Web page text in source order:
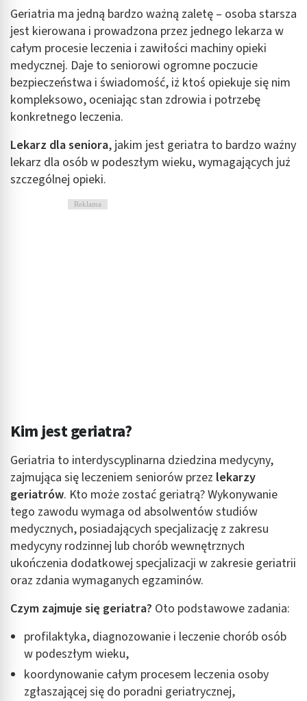
Geriatria ma jedną bardzo ważną zaletę – osoba starsza
jest kierowana i prowadzona przez jednego lekarza w
całym procesie leczenia i zawiłości machiny opieki
medycznej. Daje to seniorowi ogromne poczucie
bezpieczeństwa i świadomość, iż ktoś opiekuje się nim
kompleksowo, oceniając stan zdrowia i potrzebę
konkretnego leczenia.
Lekarz dla seniora, jakim jest geriatra to bardzo ważny
lekarz dla osób w podeszłym wieku, wymagających już
szczególnej opieki.
Reklama
Kim jest geriatra?
Geriatria to interdyscyplinarna dziedzina medycyny,
zajmująca się leczeniem seniorów przez lekarzy
geriatrów. Kto może zostać geriatrą? Wykonywanie
tego zawodu wymaga od absolwentów studiów
medycznych, posiadających specjalizację z zakresu
medycyny rodzinnej lub chorób wewnętrznych
ukończenia dodatkowej specjalizacji w zakresie geriatrii
oraz zdania wymaganych egzaminów.
Czym zajmuje się geriatra? Oto podstawowe zadania:
profilaktyka, diagnozowanie i leczenie chorób osób
w podeszłym wieku,
koordynowanie całym procesem leczenia osoby
zgłaszającej się do poradni geriatrycznej,